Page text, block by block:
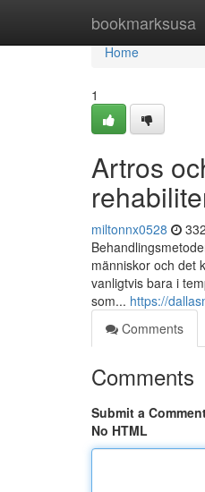
bookmarksusa
Home
Home
1
Artros
miltonnx0528
människor och det
vanligtvis bara i
som... https://
Comments
Comments
Submit a
No HTML